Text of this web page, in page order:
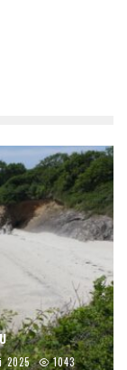
2025 1043